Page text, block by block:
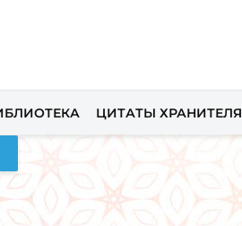
ЦИТАТЫ ХРАНИТЕЛЯ